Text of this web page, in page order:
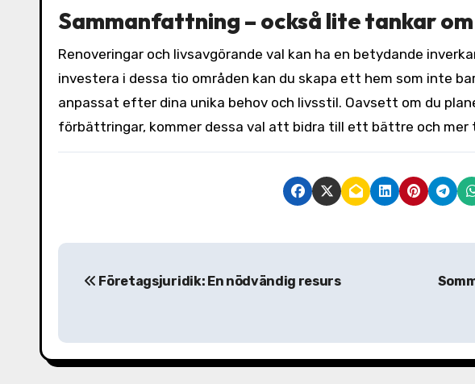
Sammanfattning – också lite tankar om
Renoveringar och livsavgörande val kan ha en betydande
investera i dessa tio områden kan du skapa ett hem som inte
anpassat efter dina unika behov och livsstil. Oavsett om du
förbättringar, kommer dessa val att bidra till ett bättre och mer
I
ä
Företagsjuridik: En nödvändig resurs